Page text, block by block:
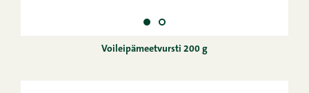
Voileipämeetvursti 200 g